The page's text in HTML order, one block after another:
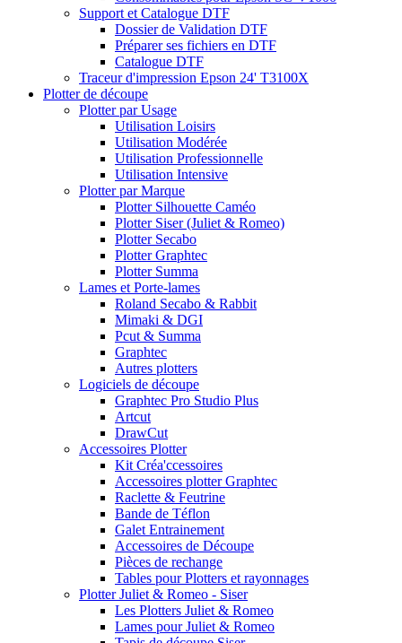
Support et Catalogue DTF
Dossier de Validation DTF
Préparer ses fichiers en DTF
Catalogue DTF
Traceur d'impression Epson 24' T3100X
Plotter de découpe
Plotter par Usage
Utilisation Loisirs
Utilisation Modérée
Utilisation Professionnelle
Utilisation Intensive
Plotter par Marque
Plotter Silhouette Caméo
Plotter Siser (Juliet & Romeo)
Plotter Secabo
Plotter Graphtec
Plotter Summa
Lames et Porte-lames
Roland Secabo & Rabbit
Mimaki & DGI
Pcut & Summa
Graphtec
Autres plotters
Logiciels de découpe
Graphtec Pro Studio Plus
Artcut
DrawCut
Accessoires Plotter
Kit Créa'ccessoires
Accessoires plotter Graphtec
Raclette & Feutrine
Bande de Téflon
Galet Entrainement
Accessoires de Découpe
Pièces de rechange
Tables pour Plotters et rayonnages
Plotter Juliet & Romeo - Siser
Les Plotters Juliet & Romeo
Lames pour Juliet & Romeo